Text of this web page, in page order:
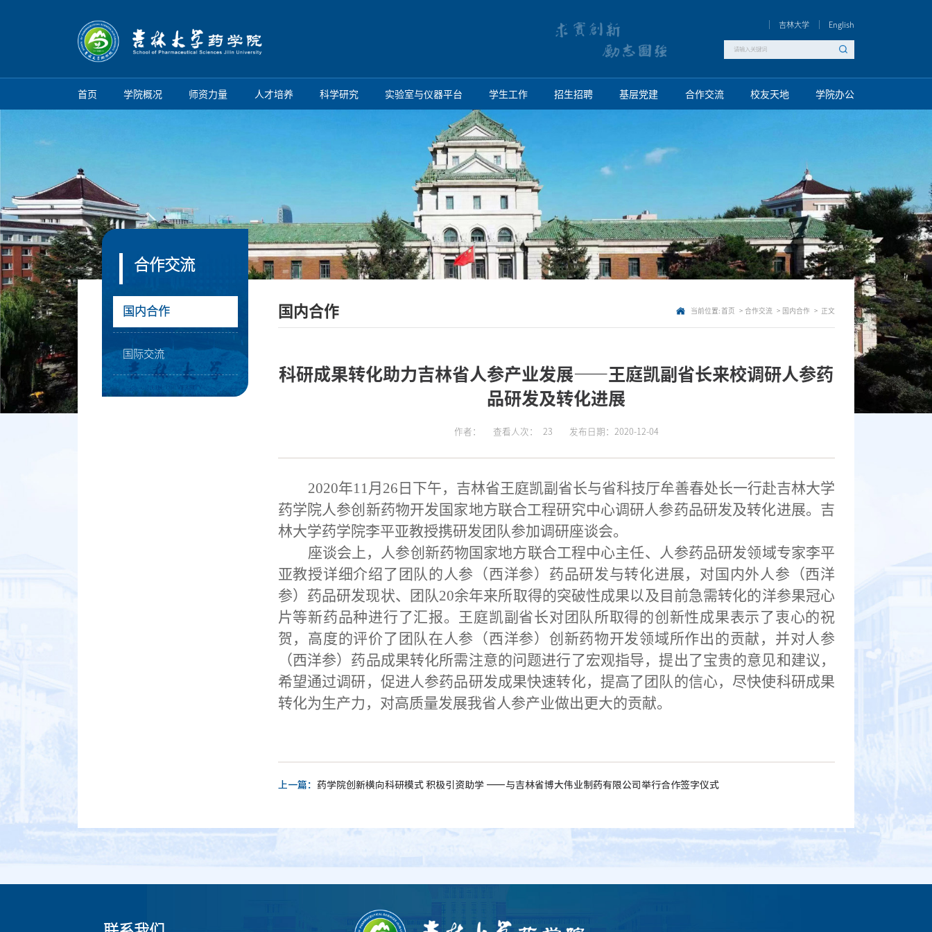
吉林大学 English
首页 学院概况 师资力量 人才培养 科学研究 实验室与仪器平台 学生工作 招生招聘 基层党建 合作交流 校友天地 学院办公
合作交流
国内合作
国际交流
国内合作 当前位置: 首页 合作交流 国内合作 正文
科研成果转化助力吉林省人参产业发展——王庭凯副省长来校调研人参药
品研发及转化进展
作者： 查看人次： 23 发布日期：2020-12-04
2020年11月 26 日下午，吉林省王庭凯副省长与省科技厅牟善春处长一行赴吉林大学
药学院人参创新药物开发国家地方联合工程研究中心调研人参药品研发及转化进展。吉
林大学药学院李平亚教授携研发团队参加调研座谈会。
座谈会上，人参创新药物国家地方联合工程中心主任、人参药品研发领域专家李平
亚教授详细介绍了团队的人参（西洋参）药品研发与转化进展，对国内外人参（西洋
参）药品研发现状、团队20余年来所取得的突破性成果以及目前急需转化的洋参果冠心
片等新药品种进行了汇报。王庭凯副省长对团队所取得的创新性成果表示了衷心的祝
贺，高度的评价了团队在人参（西洋参）创新药物开发领域所作出的贡献，并对人参
（西洋参）药品成果转化所需注意的问题进行了宏观指导，提出了宝贵的意见和建议，
希望通过调研，促进人参药品研发成果快速转化，提高了团队的信心，尽快使科研成果
转化为生产力，对高质量发展我省人参产业做出更大的贡献。
上一篇： 药学院创新横向科研模式 积极引资助学 ——与吉林省博大伟业制药有限公司举行合作签字仪式